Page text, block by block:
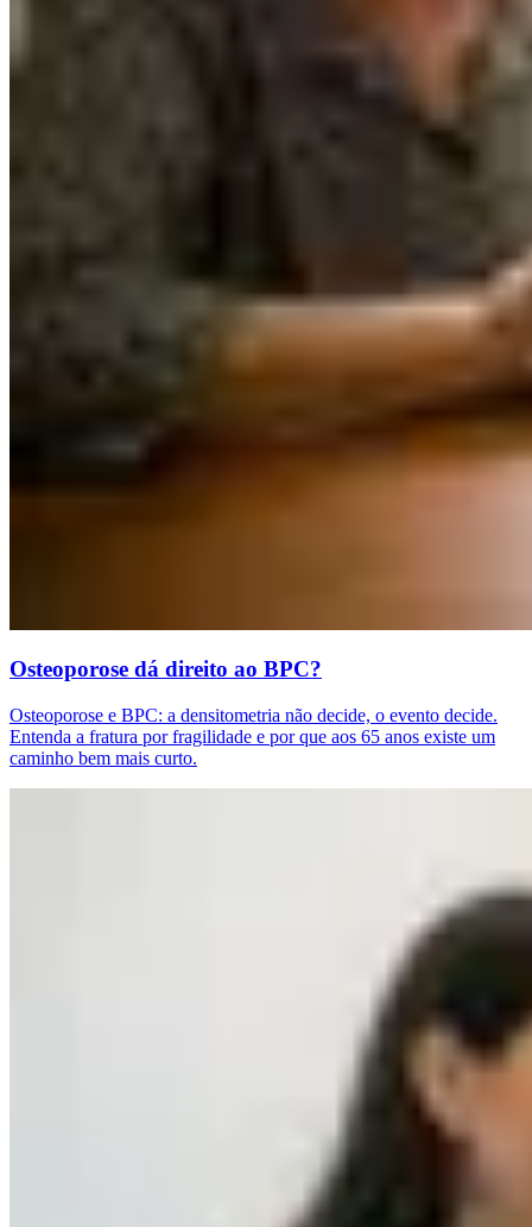
Osteoporose dá direito ao BPC?
Osteoporose e BPC: a densitometria não decide, o evento decide.
Entenda a fratura por fragilidade e por que aos 65 anos existe um
caminho bem mais curto.